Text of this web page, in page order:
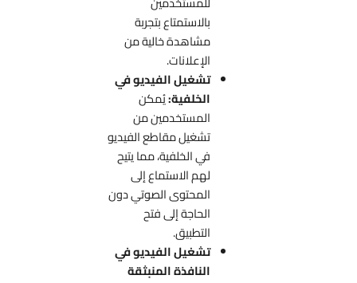
بالاستمتاع بتجربة
مشاهدة خالية من
الإعلانات.
تشغيل الفيديو في
الخلفية:يُمكن
المستخدمين من
تشغيل مقاطع الفيديو
في الخلفية، مما يتيح
لهم الاستماع إلى
المحتوى الصوتي دون
الحاجة إلى فتح
التطبيق.
تشغيل الفيديو في
النافذة المنبثقة